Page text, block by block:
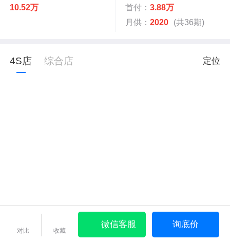
10.52万 首付： 3.88万
月供： 2020 (共36期)
4S店 综合店 定位
对比 收藏
微信客服 询底价